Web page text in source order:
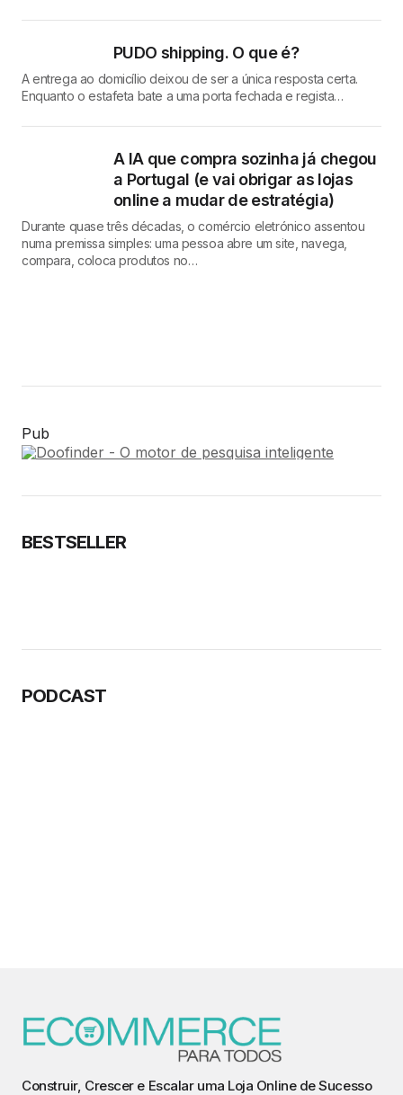
PUDO shipping. O que é?
A entrega ao domicílio deixou de ser a única resposta certa.
Enquanto o estafeta bate a uma porta fechada e regista…
A IA que compra sozinha já chegou
a Portugal (e vai obrigar as lojas
online a mudar de estratégia)
Durante quase três décadas, o comércio eletrónico assentou
numa premissa simples: uma pessoa abre um site, navega,
compara, coloca produtos no…
Pub
BESTSELLER
PODCAST
Construir, Crescer e Escalar uma Loja Online de Sucesso